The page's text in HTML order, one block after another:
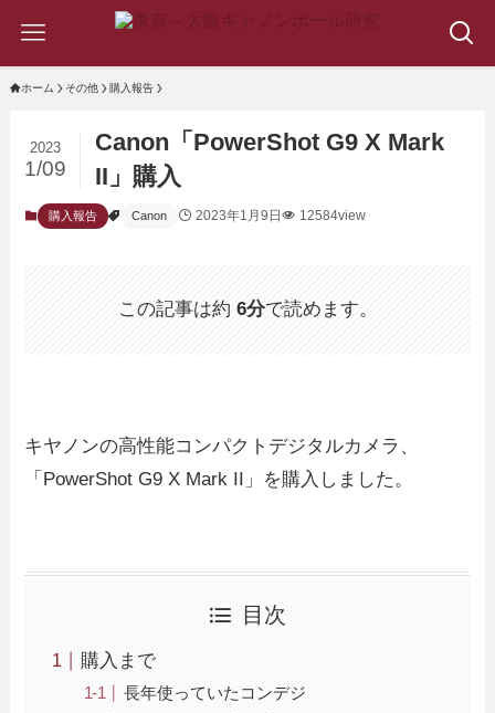
ホーム その他 購入報告
Canon「PowerShot G9 X Mark
II」購入
2023
1/09
購入報告 Canon 2023年1月9日 12584view
この記事は約 6分で読めます。
キヤノンの高性能コンパクトデジタルカメラ、
「PowerShot G9 X Mark II」を購入しました。
目次
購入まで
長年使っていたコンデジ